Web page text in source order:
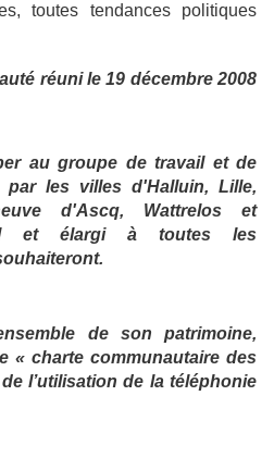
toutes tendances politiques
réuni le 19 décembre 2008
au groupe de travail et de
par les villes d'Halluin, Lille,
d'Ascq, Wattrelos et
et élargi à toutes les
de son patrimoine,
« charte communautaire des
l’utilisation de la téléphonie